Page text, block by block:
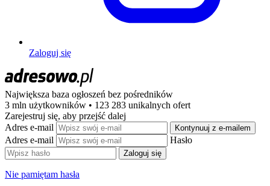
Zaloguj się
Największa baza ogłoszeń bez pośredników
3 mln użytkowników • 123 283 unikalnych ofert
Zarejestruj się, aby przejść dalej
Adres e-mail
Kontynuuj z e-mailem
Adres e-mail Hasło
Zaloguj się
Nie pamiętam hasła